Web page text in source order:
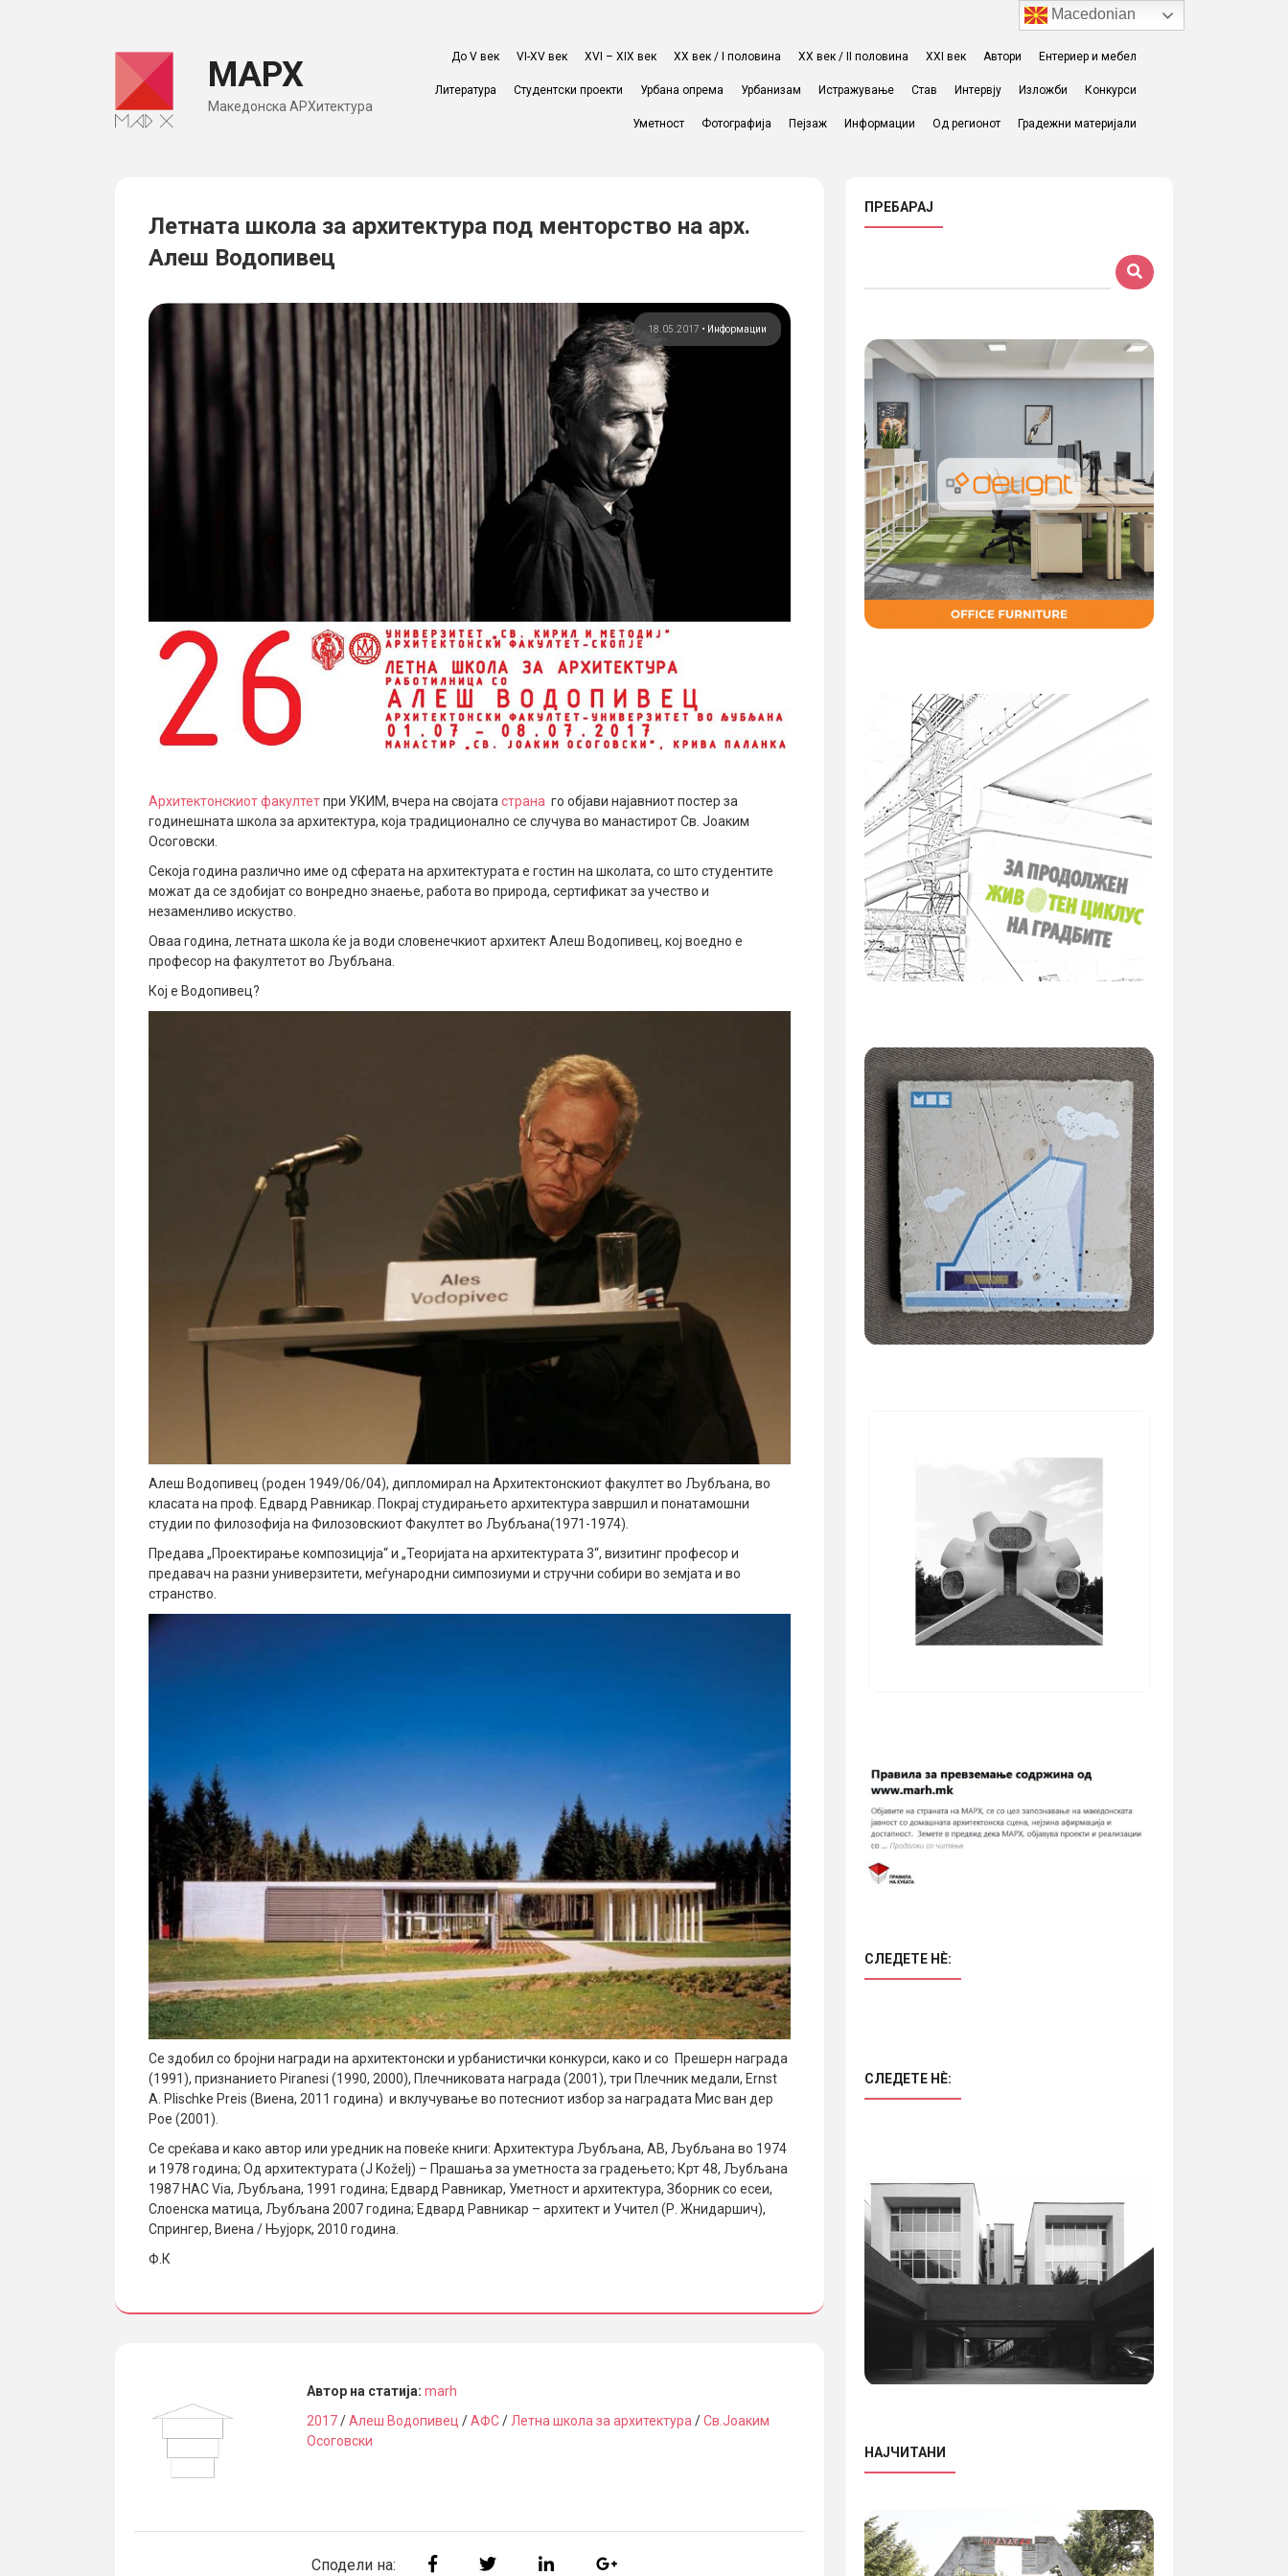
МАРХ
Македонска АРХитектура
До V век VI-XV век XVI – XIX век ХХ век / I половина ХХ век / II половина XXI век Автори Ентериер и мебел
Литература Студентски проекти Урбана опрема Урбанизам Истражување Став Интервју Изложби Конкурси
Уметност Фотографија Пејзаж Информации Од регионот Градежни материјали
Летната школа за архитектура под менторство на арх.
Алеш Водопивец
18.05.2017 • Информации
Архитектонскиот факултетпри УКИМ, вчера на својата страна го објави најавниот постер за
годинешната школа за архитектура, која традиционално се случува во манастирот Св. Јоаким
Осоговски.
Секоја година различно име од сферата на архитектурата е гостин на школата, со што студентите
можат да се здобијат со вонредно знаење, работа во природа, сертификат за учество и
незаменливо искуство.
Оваа година, летната школа ќе ја води словенечкиот архитект Алеш Водопивец, кој воедно е
професор на факултетот во Љубљана.
Кој е Водопивец?
Алеш Водопивец (роден 1949/06/04), дипломирал на Архитектонскиот факултет во Љубљана, во
класата на проф. Едвард Равникар. Покрај студирањето архитектура завршил и понатамошни
студии по филозофија на Филозовскиот Факултет во Љубљана(1971-1974).
Предава „Проектирање композиција“ и „Теоријата на архитектурата 3“, визитинг професор и
предавач на разни универзитети, меѓународни симпозиуми и стручни собири во земјата и во
странство.
Се здобил со бројни награди на архитектонски и урбанистички конкурси, како и со Прешерн награда
(1991), признанието Piranesi (1990, 2000), Плечниковата награда (2001), три Плечник медали, Ernst
А. Plischke Preis (Виена, 2011 година) и вклучување во потесниот избор за наградата Мис ван дер
Рое (2001).
Се среќава и како автор или уредник на повеќе книги: Архитектура Љубљана, AB, Љубљана во 1974
и 1978 година; Од архитектурата (Ј Koželj) – Прашања за уметноста за градењето; Крт 48, Љубљана
1987 HAC Via, Љубљана, 1991 година; Едвард Равникар, Уметност и архитектура, Зборник со есеи,
Слоенска матица, Љубљана 2007 година; Едвард Равникар – архитект и Учител (Р. Жнидаршич),
Спрингер, Виена / Њујорк, 2010 година.
Ф.К
Автор на статија: marh
2017/Алеш Водопивец /АФС/Летна школа за архитектура/Св.Јоаким
Осоговски
Сподели на:
ПРЕБАРАЈ
СЛЕДЕТЕ НÈ:
СЛЕДЕТЕ НÈ:
НАЈЧИТАНИ
Macedonian